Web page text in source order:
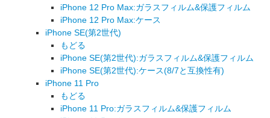
iPhone 12 Pro Max:ガラスフィルム&保護フィルム
iPhone 12 Pro Max:ケース
iPhone SE(第2世代)
もどる
iPhone SE(第2世代):ガラスフィルム&保護フィルム
iPhone SE(第2世代):ケース(8/7と互換性有)
iPhone 11 Pro
もどる
iPhone 11 Pro:ガラスフィルム&保護フィルム